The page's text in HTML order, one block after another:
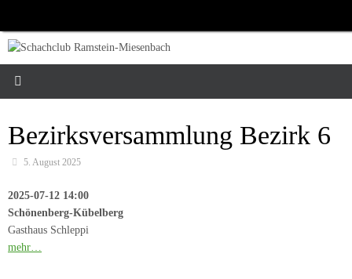
springen
Bezirksversammlung Bezirk 6
5. August 2025
2025-07-12 14:00
Schönenberg-Kübelberg
Gasthaus Schleppi
mehr…